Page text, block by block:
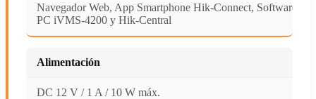
Navegador Web, App Smartphone Hik-Connect, Software
PC iVMS-4200 y Hik-Central
Alimentación
DC 12 V / 1 A / 10 W máx.